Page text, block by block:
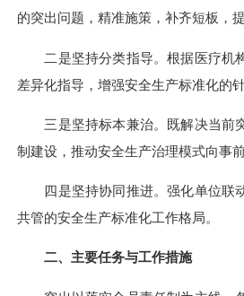
的突出问题，精准施策，补齐短板，
二是坚持分类指导。根据医疗机
差异化指导，增强安全生产标准化的
三是坚持标本兼治。既解决当前
制建设，推动安全生产治理模式向事前
四是坚持协同推进。强化单位联
共管的安全生产标准化工作格局。
二、主要任务与工作措施